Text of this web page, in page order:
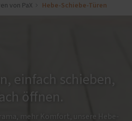
von PaX Hebe-Schiebe-Türen
einfach schieben,
öffnen.
mehr Komfort, unsere Hebe-